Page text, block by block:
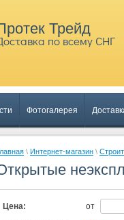
Трейд
по всему СНГ
Фотогалерея
\ Интернет-магазин \
Цена: от